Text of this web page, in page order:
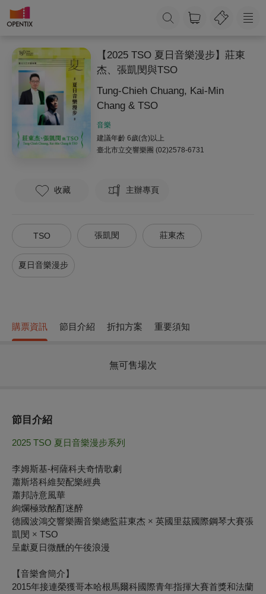
【2025 TSO 夏日音樂漫步】莊東
杰、張凱閔與TSO
Tung-Chieh Chuang, Kai-Min
Chang & TSO
音樂
建議年齡 6歲(含)以上
臺北市立交響樂團 (02)2578-6731
收藏 主辦專頁
TSO 張凱閔 莊東杰
夏日音樂漫步
購票資訊 節目介紹 折扣方案 重要須知
無可售場次
節目介紹
2025 TSO 夏日音樂漫步系列
李姆斯基-柯薩科夫奇情歌劇
蕭斯塔科維契配樂經典
蕭邦詩意風華
絢爛極致酩酊迷醉
德國波鴻交響樂團音樂總監莊東杰 × 英國里茲國際鋼琴大賽張
凱閔 × TSO
呈獻夏日微醺的午後浪漫
【音樂會簡介】
2015年接連榮獲哥本哈根馬爾科國際青年指揮大賽首獎和法蘭